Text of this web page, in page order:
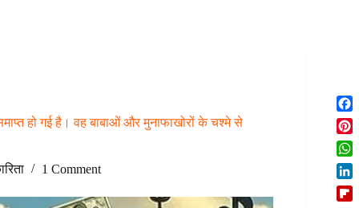
हो गई है। वह बाबाओं और मुनाफाखोरों के चश्मे से
1 Comment
F
a
c
e
b
o
P
i
n
t
W
h
a
L
i